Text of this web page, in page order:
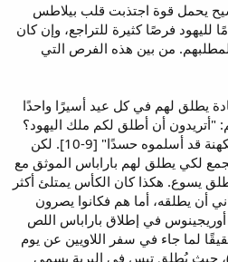
يحمل قوة اجتذبت قلب بيلاطس
لليهود فرصًا كثيرة للتراجع، وإن كان
من بين هذه الفرص التي
يطلق لهم في كل عيد أسيرًا واحدًا
فسألهم: "أتريدون أن أطلق لكم ملك اليهود؟
لأنه عرف أن رؤساء الكهنة قد أسلموه حسدًا" [9-10]. لكن
لكي يطلق لهم باراباس الموثق مع
يسوع. هكذا كان الكأس يمتلئ أكثر
أن يطلقه، أما هم فكانوا يصرون
أوريجينوس في إطلاق باراباس اللص
لما جاء في سفر اللاويين عن يوم
العظيم (لا 16)، حيث يُطلق تيس في البرية يسمى